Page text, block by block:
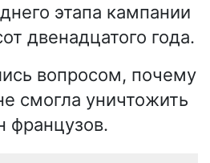
этапа кампании
двенадцатого года.
вопросом, почему
смогла уничтожить
французов.